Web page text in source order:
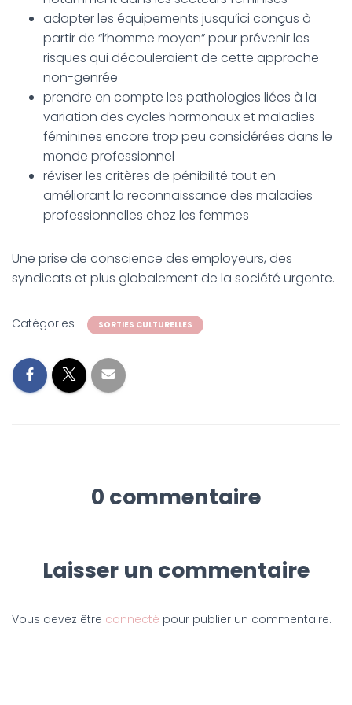
adapter les équipements jusqu’ici conçus à
partir de “l’homme moyen” pour prévenir les
risques qui découleraient de cette approche
non-genrée
prendre en compte les pathologies liées à la
variation des cycles hormonaux et maladies
féminines encore trop peu considérées dans le
monde professionnel
réviser les critères de pénibilité tout en
améliorant la reconnaissance des maladies
professionnelles chez les femmes
Une prise de conscience des employeurs, des
syndicats et plus globalement de la société urgente.
Catégories : SORTIES CULTURELLES
0 commentaire
Laisser un commentaire
Vous devez être connecté pour publier un commentaire.